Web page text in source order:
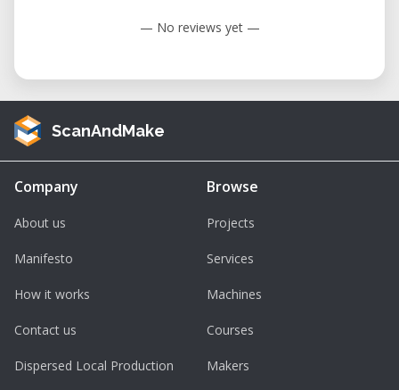
Keine Wartungssorgen:
Sitzungen.
Kosteneffizientes Prototyping:
großartige Alternative zur Auslagerung
eigene CNC-Geräte.
— No reviews yet —
ScanAndMake
Company
About us
Manifesto
How it works
Contact us
Dispersed Local Production
Browse
Projects
Services
Machines
Courses
Makers